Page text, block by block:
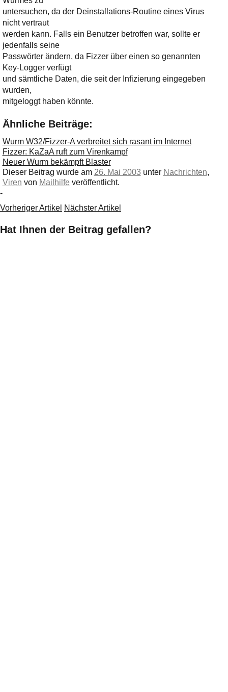
untersuchen, da der Deinstallations-Routine eines Virus
nicht vertraut
werden kann. Falls ein Benutzer betroffen war, sollte er
jedenfalls seine
Passwörter ändern, da Fizzer über einen so genannten
Key-Logger verfügt
und sämtliche Daten, die seit der Infizierung eingegeben
wurden,
mitgeloggt haben könnte.
Ähnliche Beiträge:
Wurm W32/Fizzer-A verbreitet sich rasant im Internet
Fizzer: KaZaA ruft zum Virenkampf
Neuer Wurm bekämpft Blaster
Dieser Beitrag wurde am 26. Mai 2003 unter Nachrichten,
Viren von Mailhilfe veröffentlicht.
-
Vorheriger Artikel Nächster Artikel
Hat Ihnen der Beitrag gefallen?